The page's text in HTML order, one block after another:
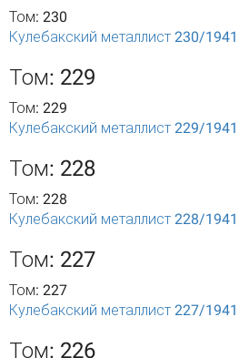
Том: 230
Кулебакский металлист 230/1941
Том: 229
Том: 229
Кулебакский металлист 229/1941
Том: 228
Том: 228
Кулебакский металлист 228/1941
Том: 227
Том: 227
Кулебакский металлист 227/1941
Том: 226